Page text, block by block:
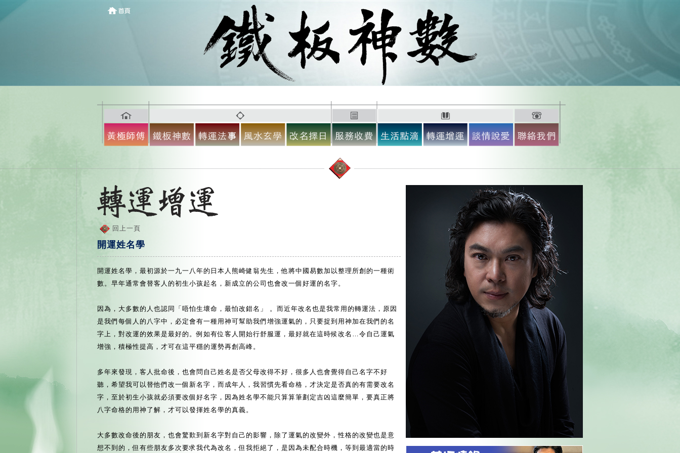
回上一頁
開運姓名學
開運姓名學，最初源於一九一八年的日本人熊崎健翁先生，他將中國易數加以整理所創的一種術
數。早年通常會替客人的初生小孩起名，新成立的公司也會改一個好運的名字。
因為，大多數的人也認同「唔怕生壞命，最怕改錯名」 。而近年改名也是我常用的轉運法，原因
是我們每個人的八字中，必定會有一種用神可幫助我們增強運氣的，只要捉到用神加在我們的名
字上，對改運的效果是最好的。例如有位客人開始行舒服運，最好就在這時候改名…令自己運氣
增強，積極性提高，才可在這平穩的運勢再創高峰。
多年來發現，客人批命後，也會問自己姓名是否父母改得不好，很多人也會覺得自己名字不好
聽，希望我可以替他們改一個新名字，而成年人，我習慣先看命格，才決定是否真的有需要改名
字，至於初生小孩就必須要改個好名字，因為姓名學不能只算算筆劃定吉凶這麼簡單，要真正將
八字命格的用神了解，才可以發揮姓名學的真義。
大多數改命後的朋友，也會驚歎到新名字對自己的影響，除了運氣的改變外，性格的改變也是意
想不到的，但有些朋友多次要求我代為改名，但我拒絕了，是因為未配合時機，等到最適當的時